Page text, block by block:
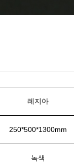
레지아
250*500*1300mm
녹색